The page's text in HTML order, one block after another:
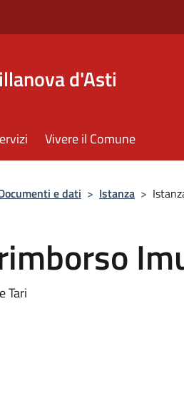
d'Asti
Vivere il Comune
e dati > Istanza >
Tari